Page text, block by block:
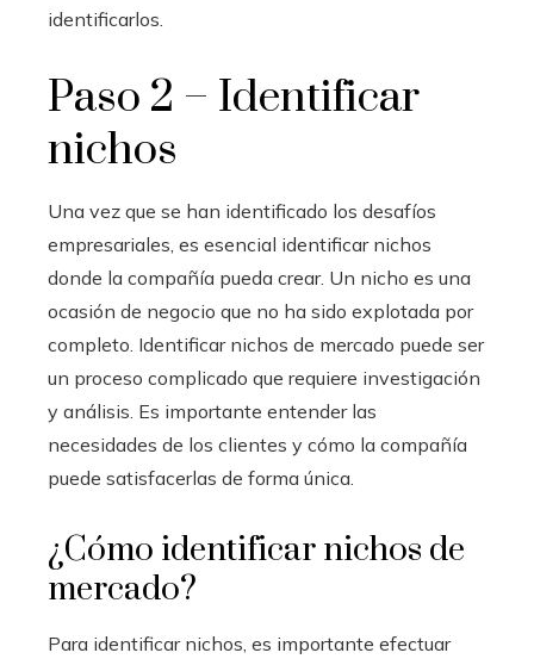
identificarlos.
Paso 2 – Identificar
nichos
Una vez que se han identificado los desafíos
empresariales, es esencial identificar nichos
donde la compañía pueda crear. Un nicho es una
ocasión de negocio que no ha sido explotada por
completo. Identificar nichos de mercado puede ser
un proceso complicado que requiere investigación
y análisis. Es importante entender las
necesidades de los clientes y cómo la compañía
puede satisfacerlas de forma única.
¿Cómo identificar nichos de
mercado?
Para identificar nichos, es importante efectuar